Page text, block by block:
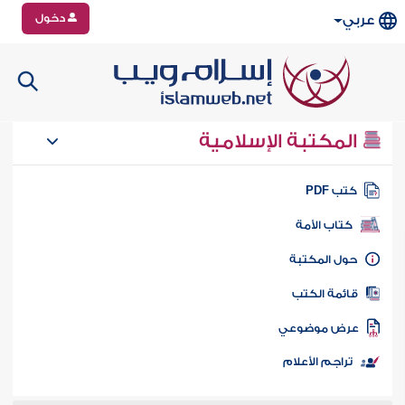
عربي دخول
المكتبة الإسلامية
كتب PDF
كتاب الأمة
المكتبة
الكتب
موضوعي